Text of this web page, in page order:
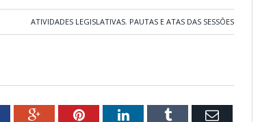
ATIVIDADES LEGISLATIVAS, PAUTAS E ATAS DAS SESSÕES
Google+PinterestLinkedInTumblr Email